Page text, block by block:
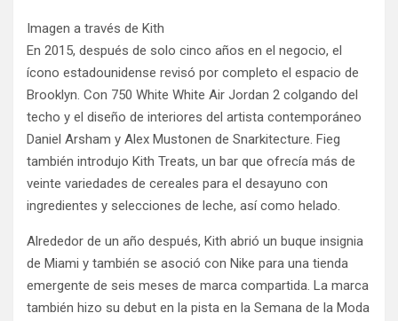
Imagen a través de Kith
En 2015, después de solo cinco años en el negocio, el
ícono estadounidense revisó por completo el espacio de
Brooklyn. Con 750 White White Air Jordan 2 colgando del
techo y el diseño de interiores del artista contemporáneo
Daniel Arsham y Alex Mustonen de Snarkitecture. Fieg
también introdujo Kith Treats, un bar que ofrecía más de
veinte variedades de cereales para el desayuno con
ingredientes y selecciones de leche, así como helado.
Alrededor de un año después, Kith abrió un buque insignia
de Miami y también se asoció con Nike para una tienda
emergente de seis meses de marca compartida. La marca
también hizo su debut en la pista en la Semana de la Moda